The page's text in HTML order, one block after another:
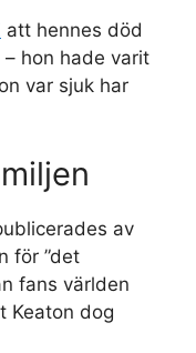
att hennes död
hon hade varit
var sjuk har
av
för ”det
fans världen
Keaton dog